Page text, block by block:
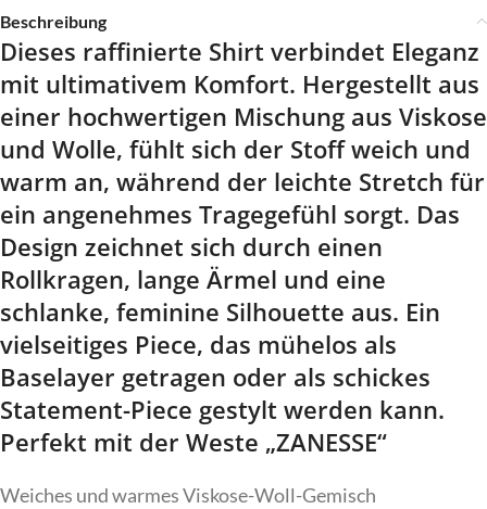
Beschreibung
Dieses raffinierte Shirt verbindet Eleganz
mit ultimativem Komfort. Hergestellt aus
einer hochwertigen Mischung aus Viskose
und Wolle, fühlt sich der Stoff weich und
warm an, während der leichte Stretch für
ein angenehmes Tragegefühl sorgt. Das
Design zeichnet sich durch einen
Rollkragen, lange Ärmel und eine
schlanke, feminine Silhouette aus. Ein
vielseitiges Piece, das mühelos als
Baselayer getragen oder als schickes
Statement-Piece gestylt werden kann.
Perfekt mit der Weste „ZANESSE“
Weiches und warmes Viskose-Woll-Gemisch